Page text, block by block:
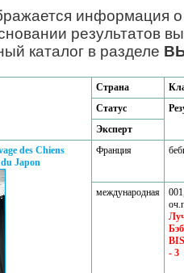
информация
результатов
каталог в разделе
Страна
Статус
Эксперт
des Chiens
Japon
Франция
международная
- 3